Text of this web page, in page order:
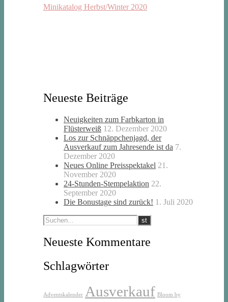
Minikatalog Herbst/Winter 2020
Neueste Beiträge
Neuigkeiten zum Farbkarton in
Flüsterweiß 12. Dezember 2020
Los zur Schnäppchenjagd, der
Ausverkauf zum Jahresende ist da 7.
Dezember 2020
Neues Online Preisspektakel 21.
November 2020
24-Stunden-Stempelaktion 22.
September 2020
Die Bonustage sind zurück! 1. Juli 2020
Neueste Kommentare
Schlagwörter
Adventskalender Ausverkauf Bloom by